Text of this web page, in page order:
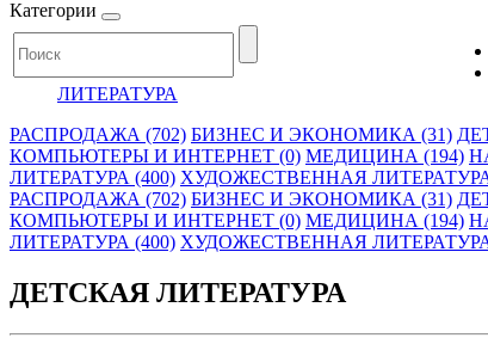
Категории
ЛИТЕРАТУРА
РАСПРОДАЖА (702) БИЗНЕС И ЭКОНОМИКА (31)
КОМПЬЮТЕРЫ И ИНТЕРНЕТ (0) МЕДИЦИНА (194)
ЛИТЕРАТУРА (400) ХУДОЖЕСТВЕННАЯ ЛИТЕРАТУРА
РАСПРОДАЖА (702) БИЗНЕС И ЭКОНОМИКА (31)
КОМПЬЮТЕРЫ И ИНТЕРНЕТ (0) МЕДИЦИНА (194)
ЛИТЕРАТУРА (400) ХУДОЖЕСТВЕННАЯ ЛИТЕРАТУРА
ДЕТСКАЯ ЛИТЕРАТУРА